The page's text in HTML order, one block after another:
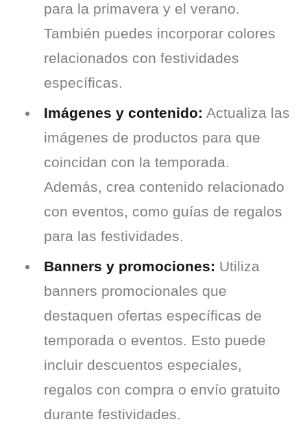
para la primavera y el verano.
También puedes incorporar colores
relacionados con festividades
específicas.
Imágenes y contenido: Actualiza las
imágenes de productos para que
coincidan con la temporada.
Además, crea contenido relacionado
con eventos, como guías de regalos
para las festividades.
Banners y promociones: Utiliza
banners promocionales que
destaquen ofertas específicas de
temporada o eventos. Esto puede
incluir descuentos especiales,
regalos con compra o envío gratuito
durante festividades.